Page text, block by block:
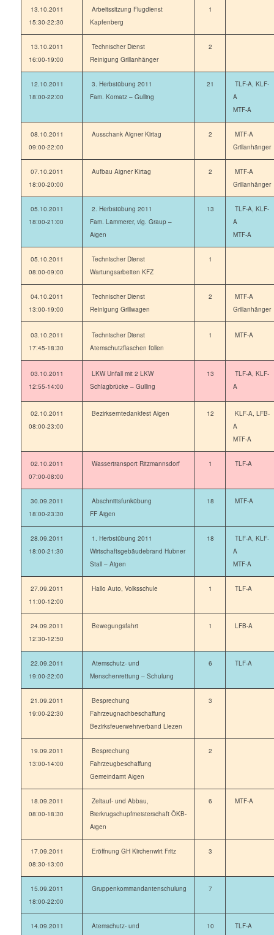
13.10.2011
15:30-22:30
Arbeitssitzung Flugdienst
Kapfenberg
1
13.10.2011
16:00-19:00
Technischer Dienst
Reinigung Grillanhänger
2
12.10.2011
18:00-22:00
3. Herbstübung 2011
Fam. Komatz – Gulling
21
TLF-A, KLF-
A
MTF-A
08.10.2011
09:00-22:00
Ausschank Aigner Kirtag 2
MTF-A
Grillanhänger
07.10.2011
18:00-20:00
Aufbau Aigner Kirtag 2
MTF-A
Grillanhänger
05.10.2011
18:00-21:00
2. Herbstübung 2011
Fam. Lämmerer, vlg. Graup –
Aigen
13
TLF-A, KLF-
A
MTF-A
05.10.2011
08:00-09:00
Technischer Dienst
Wartungsarbeiten KFZ
1
04.10.2011
13:00-19:00
Technischer Dienst
Reinigung Grillwagen
2
MTF-A
Grillanhänger
03.10.2011
17:45-18:30
Technischer Dienst
Atemschutzflaschen füllen
1 MTF-A
03.10.2011
12:55-14:00
LKW Unfall mit 2 LKW
Schlagbrücke – Gulling
13
TLF-A, KLF-
A
02.10.2011
08:00-23:00
Bezirkserntedankfest Aigen 12
KLF-A, LFB-
A
MTF-A
02.10.2011
07:00-08:00
Wassertransport Ritzmannsdorf 1 TLF-A
30.09.2011
18:00-23:30
Abschnittsfunkübung
FF Aigen
18 MTF-A
28.09.2011
18:00-21:30
1. Herbstübung 2011
Wirtschaftsgebäudebrand Hubner
Stall – Aigen
18
TLF-A, KLF-
A
MTF-A
27.09.2011
11:00-12:00
Hallo Auto, Volksschule 1 TLF-A
24.09.2011
12:30-12:50
Bewegungsfahrt 1 LFB-A
22.09.2011
19:00-22:00
Atemschutz- und
Menschenrettung – Schulung
6 TLF-A
21.09.2011
19:00-22:30
Besprechung
Fahrzeugnachbeschaffung
Bezirksfeuerwehrverband Liezen
3
19.09.2011
13:00-14:00
Besprechung
Fahrzeugbeschaffung
Gemeindamt Aigen
2
18.09.2011
08:00-18:30
Zeltauf- und Abbau,
Bierkrugschupfmeisterschaft ÖKB-
Aigen
6 MTF-A
17.09.2011
08:30-13:00
Eröffnung GH Kirchenwirt Fritz 3
15.09.2011
18:00-22:00
Gruppenkommandantenschulung 7
14.09.2011
Atemschutz- und
10 TLF-A